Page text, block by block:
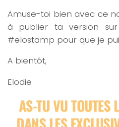
Amuse-toi bien avec ce
à publier ta version
#elostamp pour que je
A bientôt,
Elodie
AS-TU VU TOUTES